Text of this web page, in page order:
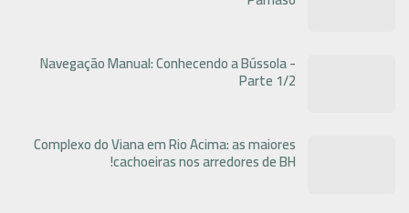
Navegação Manual: Conhecendo a Bússola -
Parte 1/2
Complexo do Viana em Rio Acima: as maiores
cachoeiras nos arredores de BH!